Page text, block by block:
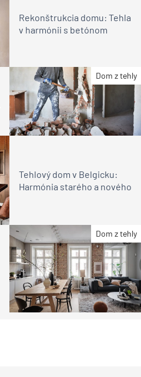
Rekonštrukcia domu: Tehla
v harmónii s betónom
Dom z tehly
Tehlový dom v Belgicku:
Harmónia starého a nového
Dom z tehly